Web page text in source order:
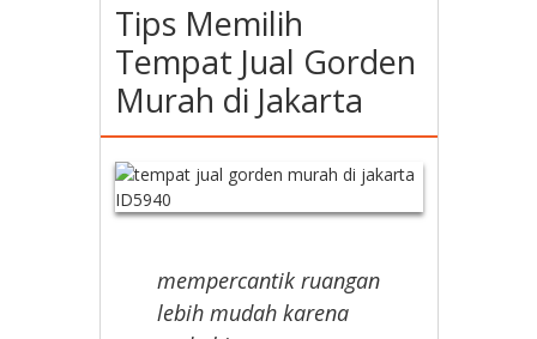
Tips Memilih
Tempat Jual Gorden
Murah di Jakarta
mempercantik ruangan
lebih mudah karena